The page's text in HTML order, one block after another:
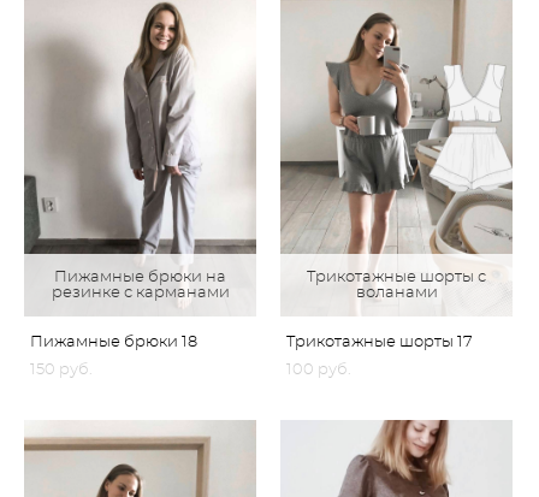
Пижамные брюки на
резинке с карманами
Пижамные брюки 18
150 pуб.
Трикотажные шорты с
воланами
Трикотажные шорты 17
100 pуб.